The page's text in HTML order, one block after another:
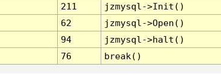
211
jzmysql->Init()
62
jzmysql->Open()
94
jzmysql->halt()
76 break()